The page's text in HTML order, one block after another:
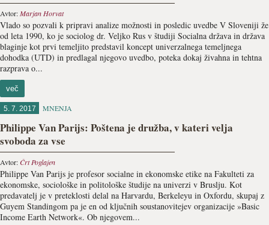
Avtor:Marjan Horvat
Vlado so pozvali k pripravi analize možnosti in posledic uvedbe V Sloveniji že
od leta 1990, ko je sociolog dr. Veljko Rus v študiji Socialna država in država
blaginje kot prvi temeljito predstavil koncept univerzalnega temeljnega
dohodka (UTD) in predlagal njegovo uvedbo, poteka dokaj živahna in tehtna
razprava o...
več
5. 7. 2017 MNENJA
Philippe Van Parijs: Poštena je družba, v kateri velja
svoboda za vse
Avtor:Črt Poglajen
Philippe Van Parijs je profesor socialne in ekonomske etike na Fakulteti za
ekonomske, sociološke in politološke študije na univerzi v Bruslju. Kot
predavatelj je v preteklosti delal na Harvardu, Berkeleyu in Oxfordu, skupaj z
Guyem Standingom pa je en od ključnih soustanovitejev organizacije »Basic
Income Earth Network«. Ob njegovem...